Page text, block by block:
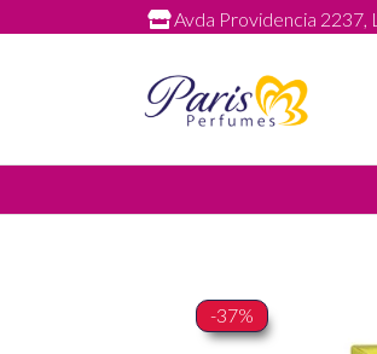
Avda Providencia 2237,
-37%